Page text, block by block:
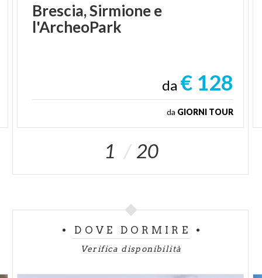
Brescia,Sirmionee
l'ArcheoPark
da € 128
da GIORNI TOUR
1 20
DOVE DORMIRE
Verifica disponibilità